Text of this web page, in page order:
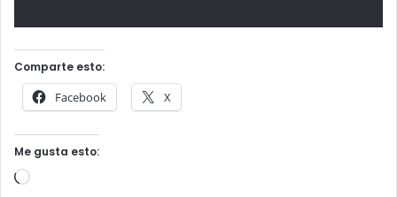
Comparte esto:
Facebook X
Me gusta esto:
Cargando...